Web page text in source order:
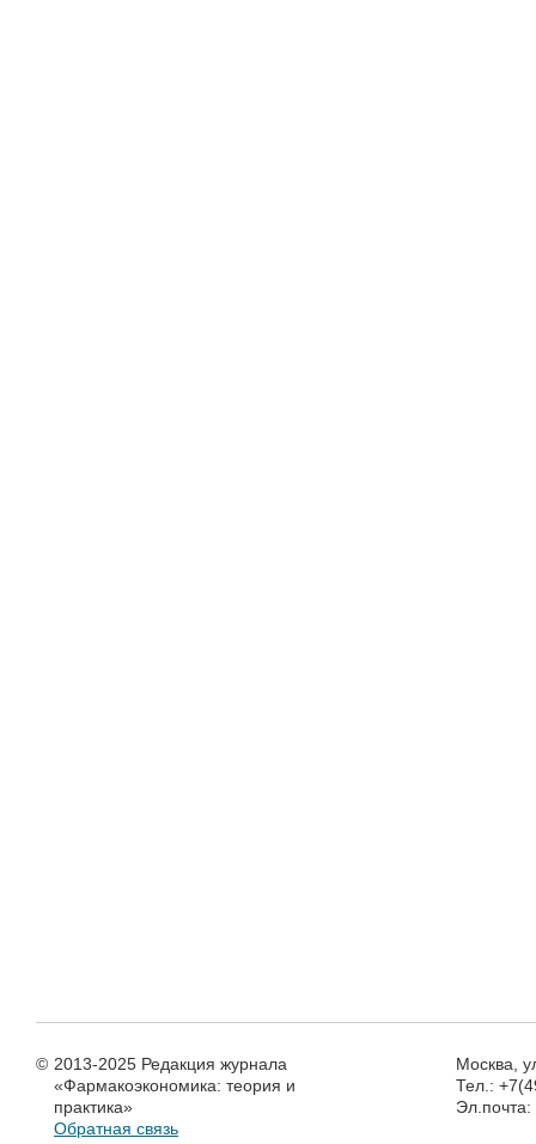
© 2013-2025 Редакция журнала
«Фармакоэкономика: теория и
практика»
Обратная связь
Москва,
Тел.:
Эл.почта: